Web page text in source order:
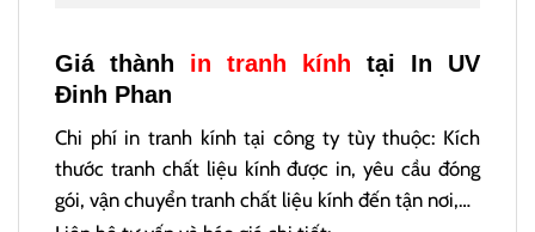
Giá thành in tranh kính tại In UV
Đinh Phan
Chi phí in tranh kính tại công ty tùy thuộc: Kích
thước tranh chất liệu kính được in, yêu cầu đóng
gói, vận chuyển tranh chất liệu kính đến tận nơi,…